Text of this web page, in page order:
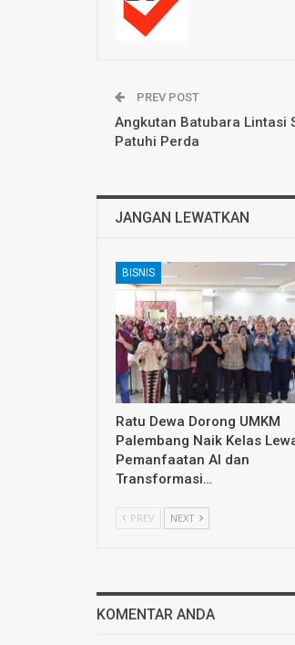
PREV POST
Angkutan Batubara Lintasi
Patuhi Perda
JANGAN LEWATKAN
BISNIS
Ratu Dewa Dorong UMKM
Palembang Naik Kelas
Pemanfaatan AI dan
Transformasi…
PREV NEXT
KOMENTAR ANDA